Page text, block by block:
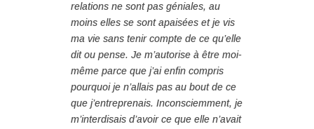
relations ne sont pas géniales, au
moins elles se sont apaisées et je vis
ma vie sans tenir compte de ce qu’elle
dit ou pense. Je m’autorise à être moi-
même parce que j’ai enfin compris
pourquoi je n’allais pas au bout de ce
que j’entreprenais. Inconsciemment, je
m’interdisais d’avoir ce que elle n’avait